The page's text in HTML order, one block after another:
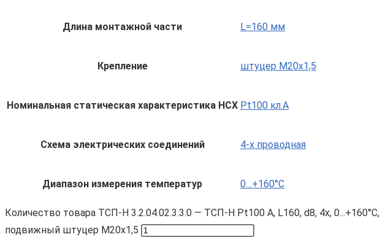
Длина монтажной части L=160 мм
Крепление штуцер М20х1,5
Номинальная статическая характеристика НСХ Pt100 кл.A
Схема электрических соединений 4-х проводная
Диапазон измерения температур 0…+160°C
Количество товара ТСП-Н 3.2.04.02.3.3.0 — ТСП-Н Pt100 A, L160, d8, 4х, 0...+160°С,
подвижный штуцер М20х1,5